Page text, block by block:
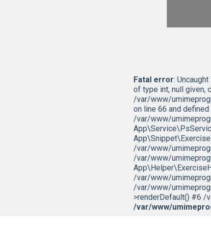
Fatal error:
of type int, null given,
/var/www/
on line 66 and
/var/www/
/var/www/
/var/www/
/var/www/
/var/www/
>renderDefault() #6 /
/var/www/